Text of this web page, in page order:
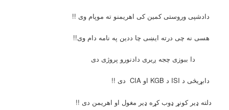
دادشپی وروستی کمین کی اهریمنو ته موپام وی !!
هسی نه چی درته ایښی چا ددین په نامه دام وی!!
دا ببوزی چجه ږیری دادنورو پروژی دی
دابړیڅی د ISI د KGB او CIA دی !!
دلته ډیر کونړ ډوب کړه ډیر مغول او اهریمن دی !!